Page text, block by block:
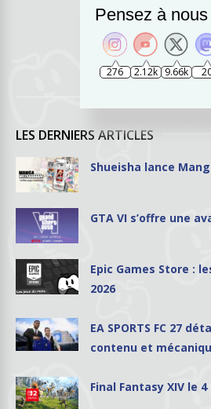
LES DERNIERS ARTICLES
Shueisha lance
GTA VI s’offre une
Epic Games Store :
2026
EA SPORTS FC 27
contenu et
Final Fantasy XIV le
Pensez à
276 2.12k 9.66k